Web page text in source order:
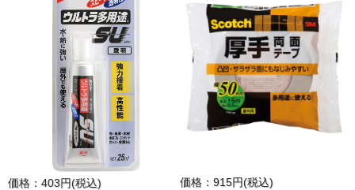
価格：403円(税込) 価格：915円(税込)